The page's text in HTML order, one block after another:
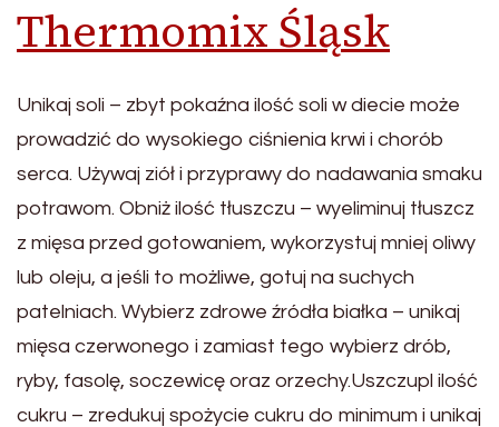
Thermomix Śląsk
Unikaj soli – zbyt pokaźna ilość soli w diecie może
prowadzić do wysokiego ciśnienia krwi i chorób
serca. Używaj ziół i przyprawy do nadawania smaku
potrawom. Obniż ilość tłuszczu – wyeliminuj tłuszcz
z mięsa przed gotowaniem, wykorzystuj mniej oliwy
lub oleju, a jeśli to możliwe, gotuj na suchych
patelniach. Wybierz zdrowe źródła białka – unikaj
mięsa czerwonego i zamiast tego wybierz drób,
ryby, fasolę, soczewicę oraz orzechy.Uszczupl ilość
cukru – zredukuj spożycie cukru do minimum i unikaj